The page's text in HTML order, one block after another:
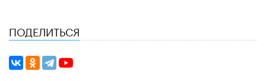
ПОДЕЛИТЬСЯ